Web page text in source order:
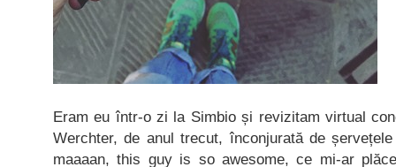
Eram eu într-o zi la Simbio și revizitam virtual
Werchter, de anul trecut, înconjurată de
maaaan, this guy is so awesome, ce mi-ar